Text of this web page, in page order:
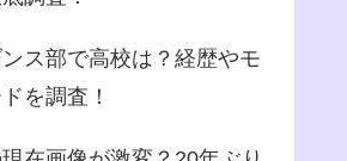
ス部で高校は？経歴やモ
を調査！